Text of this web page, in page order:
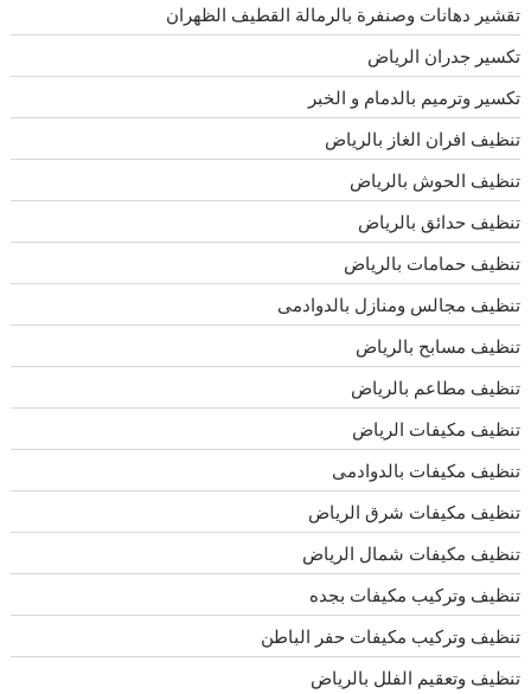
تقشير دهانات وصنفرة بالرمالة القطيف الظهران
تكسير جدران الرياض
تكسير وترميم بالدمام و الخبر
تنظيف افران الغاز بالرياض
تنظيف الحوش بالرياض
تنظيف حدائق بالرياض
تنظيف حمامات بالرياض
تنظيف مجالس ومنازل بالدوادمى
تنظيف مسابح بالرياض
تنظيف مطاعم بالرياض
تنظيف مكيفات الرياض
تنظيف مكيفات بالدوادمى
تنظيف مكيفات شرق الرياض
تنظيف مكيفات شمال الرياض
تنظيف وتركيب مكيفات بجده
تنظيف وتركيب مكيفات حفر الباطن
تنظيف وتعقيم الفلل بالرياض